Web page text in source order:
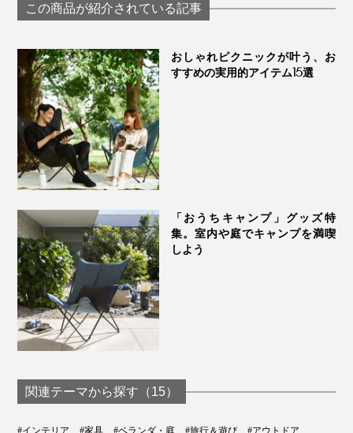
用い、ポリエステル100％の粉体塗料で塗装し、耐久
性・耐食性に優れた骨組に。
しなやかなエストラマー素材（ゴム）による特許構造の
ジョイント部分により、フローリングを傷つけず、座っ
た時の安定感も抜群です。
この商品が紹介されている記事
おしゃれピクニックが叶う、お
すすめの実用的アイテム15選
「おうちキャンプ」グッズ特
集。室内や庭でキャンプを満喫
しよう
関連テーマから探す（15）